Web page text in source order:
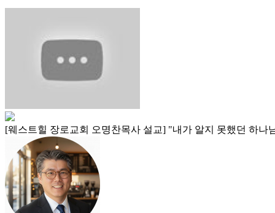
[웨스트힐 장로교회 오명찬목사 설교] "내가 알지 못했던 하나님